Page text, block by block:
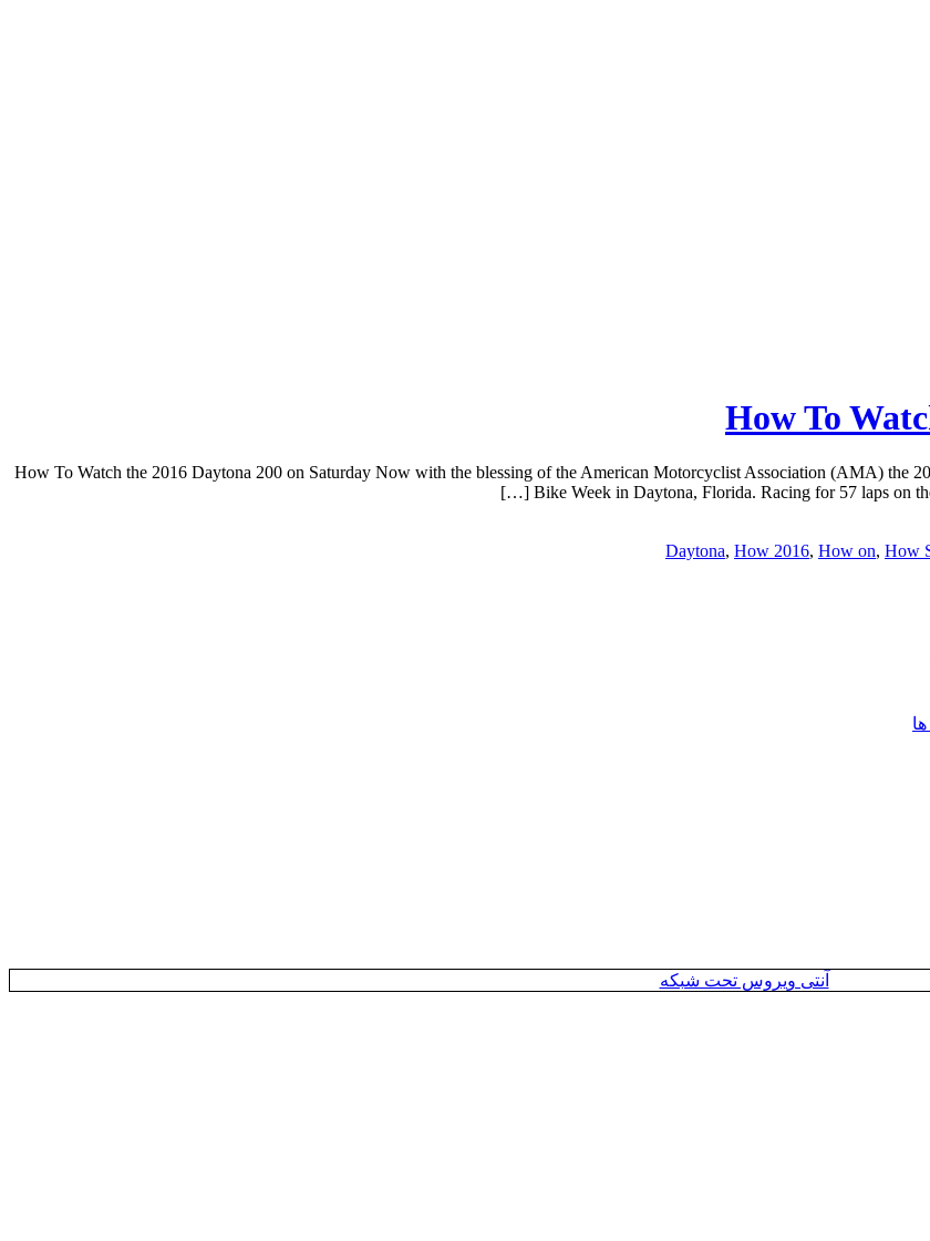
How To
How To Watch the 2016 Daytona 200 on Saturday Now with the blessing of the American Motorcyclist Association (AMA) the
Bike Week in Daytona, Florida. Racing for 57 laps on
Daytona, How 2016, How on, How
آنتی ویروس تحت شبکه